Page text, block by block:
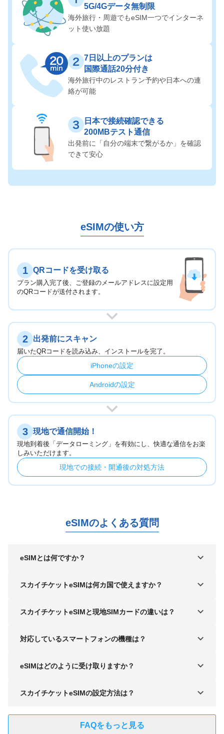
5G/4Gデータ無制限
海外旅行・周遊でもeSIM一つでインターネ
ット使い放題
7日以上のプランは
国際通話20分付き
海外旅行中のレストラン予約や日本への連
絡が可能
日本で接続確認できる
200MBテスト通信
出発前に「自分の端末で繋がるか」を確認
できて安心
eSIMの使い方
1 QRコードを受け取る
プラン購入完了後、ご登録のメールアドレスに設定用
のQRコードが送付されます。
2 出発前にスキャン
届いたQRコードを読み込み、インストールを完了。
iPhoneの設定
Androidの設定
3 現地で通信開始！
現地到着後「データローミング」を有効にし、快適な通信をお楽
しみいただけます。
現地での接続・開通後の対処方法
eSIMのよくある質問
eSIMとは何ですか？
スカイチケットeSIMは何カ国で使えますか？
スカイチケットeSIMと現地SIMカードの違いは？
対応しているスマートフォンの機種は？
eSIMはどのように受け取りますか？
スカイチケットeSIMの設定方法は？
FAQをもっと見る